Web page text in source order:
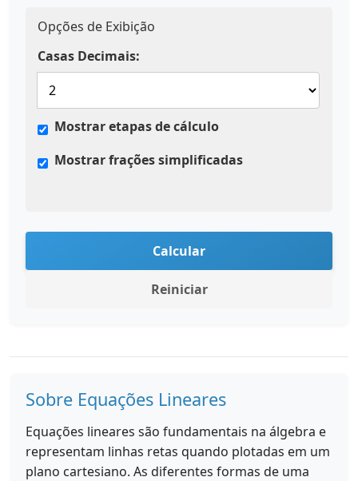
Opções de Exibição
Casas Decimais:
Mostrar etapas de cálculo
Mostrar frações simplificadas
Calcular
Reiniciar
Sobre Equações Lineares
Equações lineares são fundamentais na álgebra e
representam linhas retas quando plotadas em um
plano cartesiano. As diferentes formas de uma